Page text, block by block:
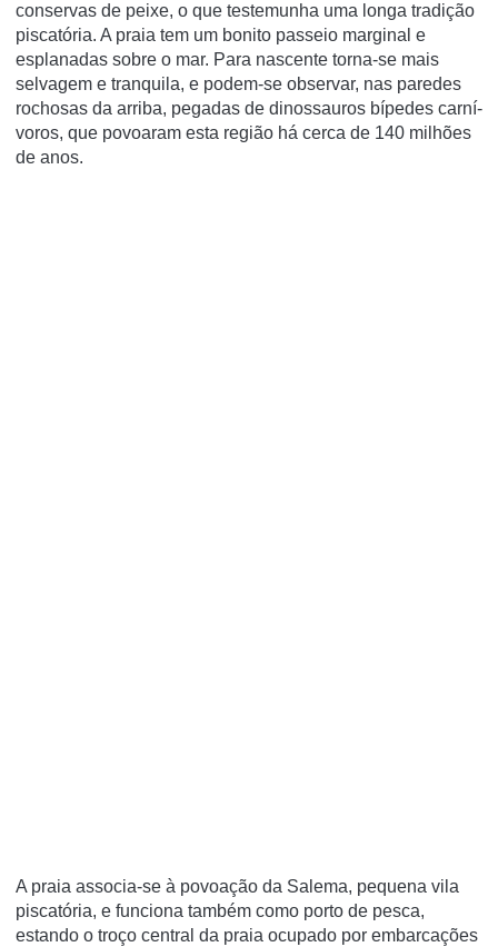
conservas de peixe, o que testemunha uma longa tradição
piscatória. A praia tem um bonito passeio marginal e
esplanadas sobre o mar. Para nascente torna-se mais
selvagem e tranquila, e podem-se observar, nas paredes
rochosas da arriba, pegadas de dinossauros bí­pedes carní­
voros, que povoaram esta região há cerca de 140 milhões
de anos.
A praia associa-se à povoação da Salema, pequena vila
piscatória, e funciona também como porto de pesca,
estando o troço central da praia ocupado por embarcações